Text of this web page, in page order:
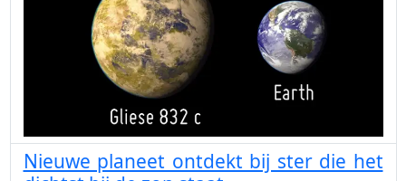
Nieuwe planeet ontdekt bij ster die het